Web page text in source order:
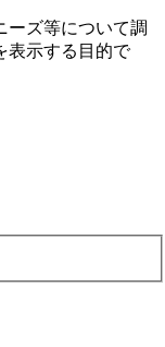
ーズ等について調
表⽰する⽬的で